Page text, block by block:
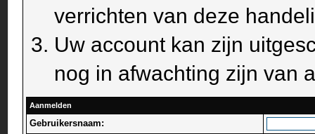
verrichten van deze
Uw account kan zijn
nog in afwachting zijn van
Aanmelden
Gebruikersnaam: